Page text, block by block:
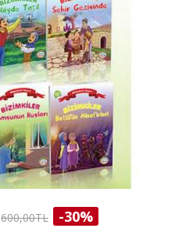
600,00TL -30%